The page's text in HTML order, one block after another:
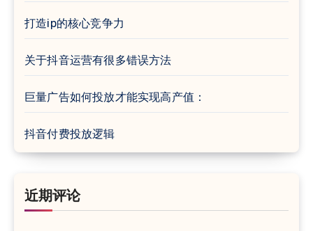
打造ip的核心竞争力
关于抖音运营有很多错误方法
巨量广告如何投放才能实现高产值：
抖音付费投放逻辑
近期评论